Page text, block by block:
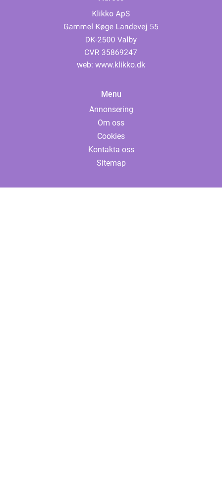
web: www.klikko.dk
Menu
Annonsering
Om oss
Cookies
Kontakta oss
Sitemap